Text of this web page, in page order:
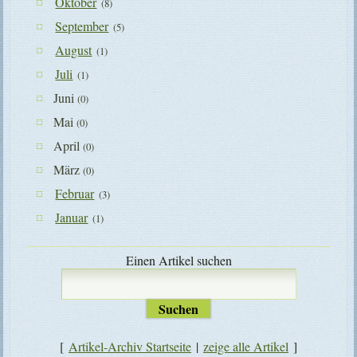
(8)
September (5)
August (1)
Juli (1)
Juni(0)
Mai(0)
April(0)
März(0)
Februar (3)
Januar (1)
Einen Artikel suchen
[ Artikel-Archiv Startseite | zeige alle Artikel ]